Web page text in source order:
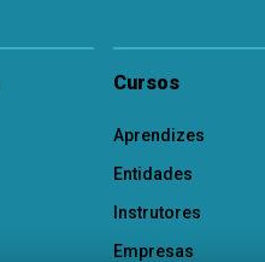
Cursos
Aprendizes
Entidades
Instrutores
Empresas